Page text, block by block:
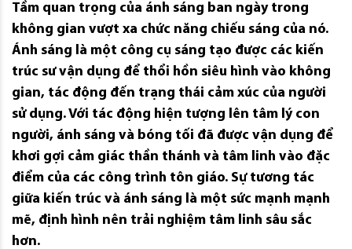
Tầm quan trọng của ánh sáng ban ngày trong
không gian vượt xa chức năng chiếu sáng của nó.
Ánh sáng là một công cụ sáng tạo được các kiến ​​
trúc sư vận dụng để thổi hồn siêu hình vào không
gian, tác động đến trạng thái cảm xúc của người
sử dụng. Với tác động hiện tượng lên tâm lý con
người, ánh sáng và bóng tối đã được vận dụng để
khơi gợi cảm giác thần thánh và tâm linh vào đặc
điểm của các công trình tôn giáo. Sự tương tác
giữa kiến ​​trúc và ánh sáng là một sức mạnh mạnh
mẽ, định hình nên trải nghiệm tâm linh sâu sắc
hơn.